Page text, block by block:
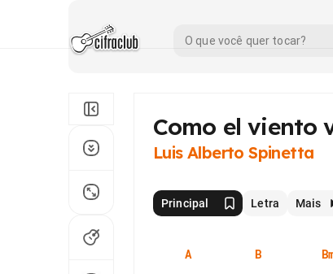
Como el viento
Luis Alberto Spinetta
Principal Letra Mais
A B